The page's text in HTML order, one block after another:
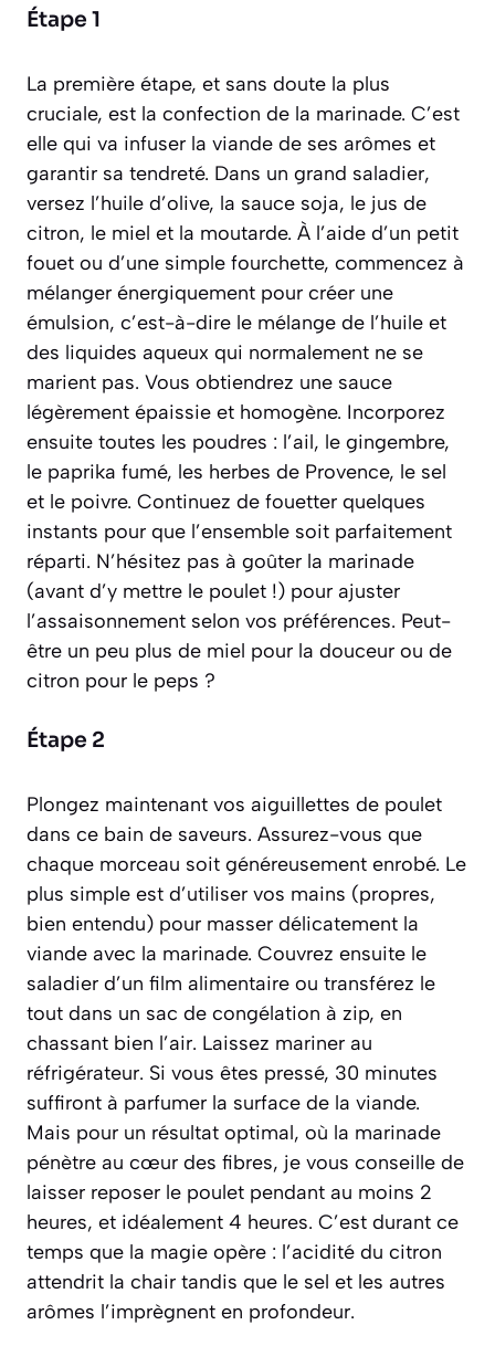
Étape 1
La première étape, et sans doute la plus
cruciale, est la confection de la marinade. C’est
elle qui va infuser la viande de ses arômes et
garantir sa tendreté. Dans un grand saladier,
versez l’huile d’olive, la sauce soja, le jus de
citron, le miel et la moutarde. À l’aide d’un petit
fouet ou d’une simple fourchette, commencez à
mélanger énergiquement pour créer une
émulsion, c’est-à-dire le mélange de l’huile et
des liquides aqueux qui normalement ne se
marient pas. Vous obtiendrez une sauce
légèrement épaissie et homogène. Incorporez
ensuite toutes les poudres : l’ail, le gingembre,
le paprika fumé, les herbes de Provence, le sel
et le poivre. Continuez de fouetter quelques
instants pour que l’ensemble soit parfaitement
réparti. N’hésitez pas à goûter la marinade
(avant d’y mettre le poulet !) pour ajuster
l’assaisonnement selon vos préférences. Peut-
être un peu plus de miel pour la douceur ou de
citron pour le peps ?
Étape 2
Plongez maintenant vos aiguillettes de poulet
dans ce bain de saveurs. Assurez-vous que
chaque morceau soit généreusement enrobé. Le
plus simple est d’utiliser vos mains (propres,
bien entendu) pour masser délicatement la
viande avec la marinade. Couvrez ensuite le
saladier d’un film alimentaire ou transférez le
tout dans un sac de congélation à zip, en
chassant bien l’air. Laissez mariner au
réfrigérateur. Si vous êtes pressé, 30 minutes
suffiront à parfumer la surface de la viande.
Mais pour un résultat optimal, où la marinade
pénètre au cœur des fibres, je vous conseille de
laisser reposer le poulet pendant au moins 2
heures, et idéalement 4 heures. C’est durant ce
temps que la magie opère : l’acidité du citron
attendrit la chair tandis que le sel et les autres
arômes l’imprègnent en profondeur.